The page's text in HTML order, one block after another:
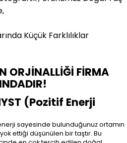
Küçük Farklılıklar
ORJİNALLİĞİ FİRMA
(Pozitif Enerji
sayesinde bulunduğunuz ortamın
ettiği düşünülen bir taştır. Bu